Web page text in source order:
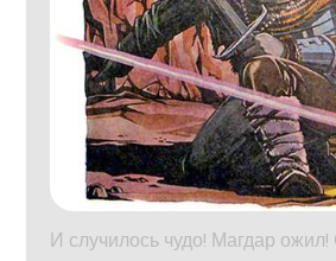
И случилось чудо! Магдар